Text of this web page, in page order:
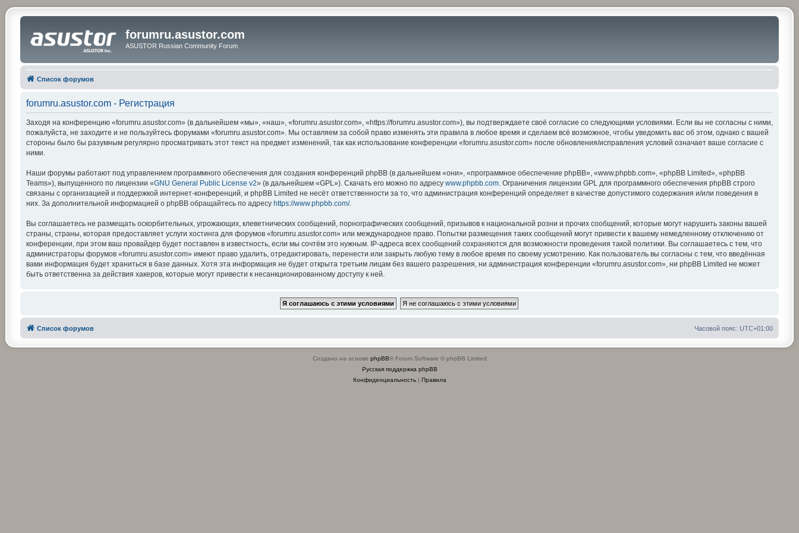
forumru.asustor.com
ASUSTOR Russian Community Forum
Список форумов
forumru.asustor.com - Регистрация
Заходя на конференцию «forumru.asustor.com» (в дальнейшем «мы», «наш», «forumru.asustor.com», «https://forumru.asustor.com»), вы подтверждаете своё согласие со следующими условиями. Если вы не согласны с ними,
пожалуйста, не заходите и не пользуйтесь форумами «forumru.asustor.com». Мы оставляем за собой право изменять эти правила в любое время и сделаем всё возможное, чтобы уведомить вас об этом, однако с вашей
стороны было бы разумным регулярно просматривать этот текст на предмет изменений, так как использование конференции «forumru.asustor.com» после обновления/исправления условий означает ваше согласие с
ними.
Наши форумы работают под управлением программного обеспечения для создания конференций phpBB (в дальнейшем «они», «программное обеспечение phpBB», «www.phpbb.com», «phpBB Limited», «phpBB
Teams»), выпущенного по лицензии «GNU General Public License v2» (в дальнейшем «GPL»). Скачать его можно по адресу www.phpbb.com. Ограничения лицензии GPL для программного обеспечения phpBB строго
связаны с организацией и поддержкой интернет-конференций, и phpBB Limited не несёт ответственности за то, что администрация конференций определяет в качестве допустимого содержания и/или поведения в
них. За дополнительной информацией о phpBB обращайтесь по адресу https://www.phpbb.com/.
Вы соглашаетесь не размещать оскорбительных, угрожающих, клеветнических сообщений, порнографических сообщений, призывов к национальной розни и прочих сообщений, которые могут нарушить законы вашей
страны, страны, которая предоставляет услуги хостинга для форумов «forumru.asustor.com» или международное право. Попытки размещения таких сообщений могут привести к вашему немедленному отключению от
конференции, при этом ваш провайдер будет поставлен в известность, если мы сочтём это нужным. IP-адреса всех сообщений сохраняются для возможности проведения такой политики. Вы соглашаетесь с тем, что
администраторы форумов «forumru.asustor.com» имеют право удалить, отредактировать, перенести или закрыть любую тему в любое время по своему усмотрению. Как пользователь вы согласны с тем, что введённая
вами информация будет храниться в базе данных. Хотя эта информация не будет открыта третьим лицам без вашего разрешения, ни администрация конференции «forumru.asustor.com», ни phpBB Limited не может
быть ответственна за действия хакеров, которые могут привести к несанкционированному доступу к ней.
Список форумов Часовой пояс: UTC+01:00
Создано на основе phpBB® Forum Software © phpBB Limited
Русская поддержка phpBB
Конфиденциальность| Правила